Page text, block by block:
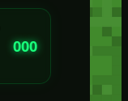
000